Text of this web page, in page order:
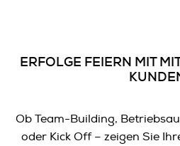
ERFOLGE FEIERN MIT
Ob Team-Building,
oder Kick Off – zeigen Sie